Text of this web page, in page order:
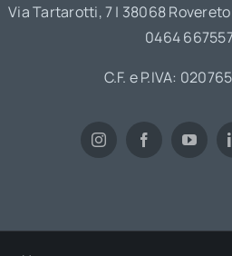
Via Tartarotti, 7 | 38068
0464
C.F. e P.IVA: